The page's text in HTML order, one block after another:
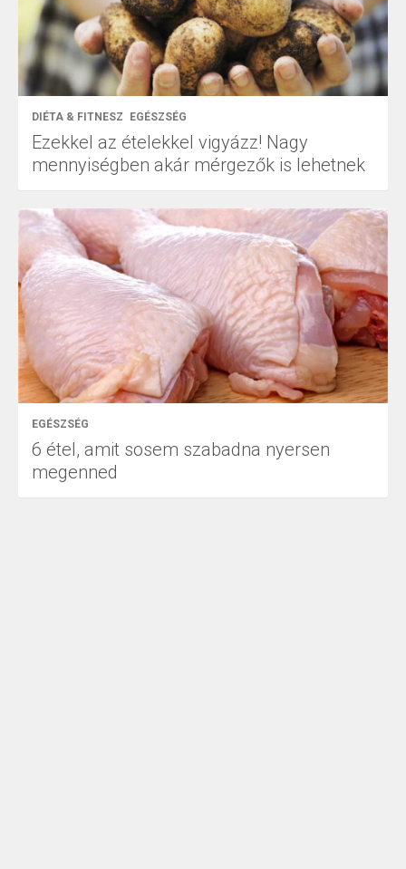
DIÉTA & FITNESZ EGÉSZSÉG
Ezekkel az ételekkel vigyázz! Nagy
mennyiségben akár mérgezők is lehetnek
EGÉSZSÉG
6 étel, amit sosem szabadna nyersen
megenned